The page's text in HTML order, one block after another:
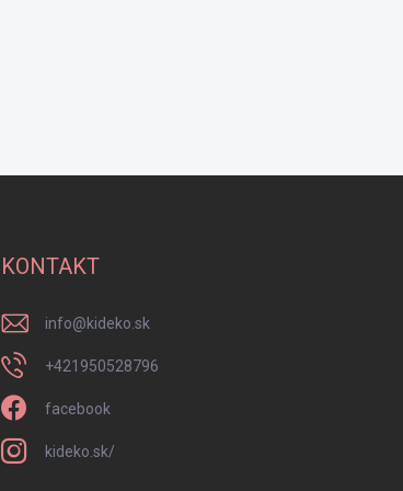
KONTAKT
info@kideko.sk
+421950528796
facebook
kideko.sk/